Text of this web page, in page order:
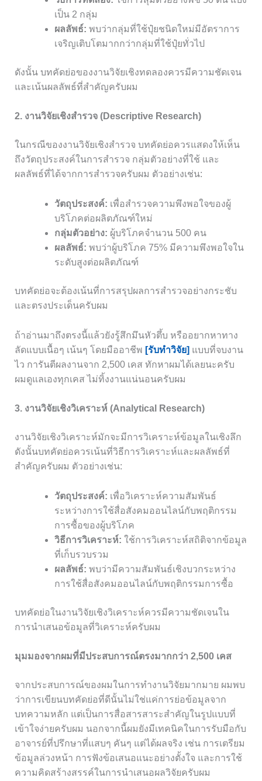
เป็น 2 กลุ่ม
ผลลัพธ์: พบว่ากลุ่มที่ใช้ปุ๋ยชนิดใหม่มีอัตราการ
เจริญเติบโตมากกว่ากลุ่มที่ใช้ปุ๋ยทั่วไป
ดังนั้น บทคัดย่อของงานวิจัยเชิงทดลองควรมีความชัดเจน
และเน้นผลลัพธ์ที่สำคัญครับผม
2. งานวิจัยเชิงสำรวจ (Descriptive Research)
ในกรณีของงานวิจัยเชิงสำรวจ บทคัดย่อควรแสดงให้เห็น
ถึงวัตถุประสงค์ในการสำรวจ กลุ่มตัวอย่างที่ใช้ และ
ผลลัพธ์ที่ได้จากการสำรวจครับผม ตัวอย่างเช่น:
วัตถุประสงค์: เพื่อสำรวจความพึงพอใจของผู้
บริโภคต่อผลิตภัณฑ์ใหม่
กลุ่มตัวอย่าง: ผู้บริโภคจำนวน 500 คน
ผลลัพธ์: พบว่าผู้บริโภค 75% มีความพึงพอใจใน
ระดับสูงต่อผลิตภัณฑ์
บทคัดย่อจะต้องเน้นที่การสรุปผลการสำรวจอย่างกระชับ
และตรงประเด็นครับผม
ถ้าอ่านมาถึงตรงนี้แล้วยังรู้สึกมึนหัวตึ้บ หรืออยากหาทาง
ลัดแบบเนื้อๆ เน้นๆ โดยมืออาชีพ [รับทำวิจัย] แบบที่จบงาน
ไว การันตีผลงานจาก 2,500 เคส ทักหาผมได้เลยนะครับ
ผมดูแลเองทุกเคส ไม่ทิ้งงานแน่นอนครับผม
3. งานวิจัยเชิงวิเคราะห์ (Analytical Research)
งานวิจัยเชิงวิเคราะห์มักจะมีการวิเคราะห์ข้อมูลในเชิงลึก
ดังนั้นบทคัดย่อควรเน้นที่วิธีการวิเคราะห์และผลลัพธ์ที่
สำคัญครับผม ตัวอย่างเช่น:
วัตถุประสงค์: เพื่อวิเคราะห์ความสัมพันธ์
ระหว่างการใช้สื่อสังคมออนไลน์กับพฤติกรรม
การซื้อของผู้บริโภค
วิธีการวิเคราะห์: ใช้การวิเคราะห์สถิติจากข้อมูล
ที่เก็บรวบรวม
ผลลัพธ์: พบว่ามีความสัมพันธ์เชิงบวกระหว่าง
การใช้สื่อสังคมออนไลน์กับพฤติกรรมการซื้อ
บทคัดย่อในงานวิจัยเชิงวิเคราะห์ควรมีความชัดเจนใน
การนำเสนอข้อมูลที่วิเคราะห์ครับผม
มุมมองจากผมที่มีประสบการณ์ตรงมากกว่า 2,500 เคส
จากประสบการณ์ของผมในการทำงานวิจัยมากมาย ผมพบ
ว่าการเขียนบทคัดย่อที่ดีนั้นไม่ใช่แค่การย่อข้อมูลจาก
บทความหลัก แต่เป็นการสื่อสารสาระสำคัญในรูปแบบที่
เข้าใจง่ายครับผม นอกจากนี้ผมยังมีเทคนิคในการรับมือกับ
อาจารย์ที่ปรึกษาที่แสบๆ คันๆ แต่ได้ผลจริง เช่น การเตรียม
ข้อมูลล่วงหน้า การฟังข้อเสนอแนะอย่างตั้งใจ และการใช้
ความคิดสร้างสรรค์ในการนำเสนอผลวิจัยครับผม